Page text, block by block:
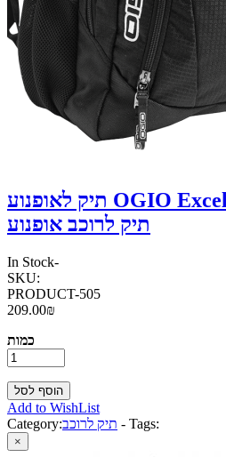
תיק לאופנוע OGIO Excelsior Pack אוג'יו
תיק לרוכב אופנוע
In Stock-
SKU:
PRODUCT-505
209.00₪
כמות
Add to WishList
Category:תיק לרוכב - Tags:
×